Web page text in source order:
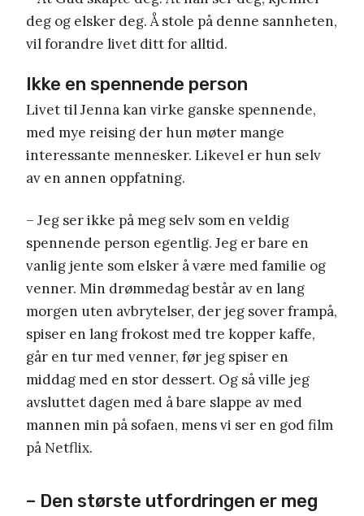
deg og elsker deg. Å stole på denne sannheten,
vil forandre livet ditt for alltid.
Ikke en spennende person
Livet til Jenna kan virke ganske spennende,
med mye reising der hun møter mange
interessante mennesker. Likevel er hun selv
av en annen oppfatning.
– Jeg ser ikke på meg selv som en veldig
spennende person egentlig. Jeg er bare en
vanlig jente som elsker å være med familie og
venner. Min drømmedag består av en lang
morgen uten avbrytelser, der jeg sover frampå,
spiser en lang frokost med tre kopper kaffe,
går en tur med venner, før jeg spiser en
middag med en stor dessert. Og så ville jeg
avsluttet dagen med å bare slappe av med
mannen min på sofaen, mens vi ser en god film
på Netflix.
– Den største utfordringen er meg